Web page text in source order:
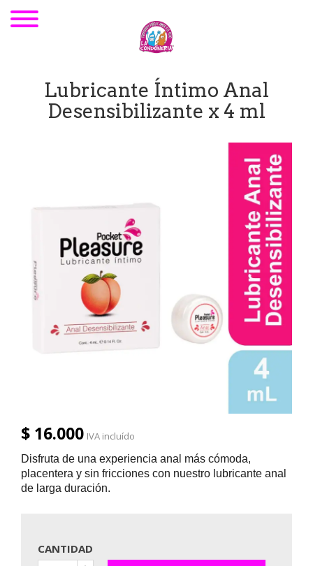
Lubricante Íntimo Anal
Desensibilizante x 4 ml
$ 16.000 IVA incluído
Disfruta de una experiencia anal más cómoda,
placentera y sin fricciones con nuestro lubricante anal
de larga duración.
CANTIDAD